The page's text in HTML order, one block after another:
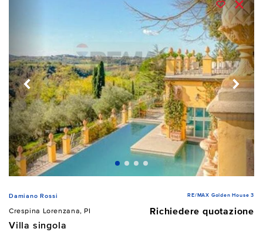
Damiano Rossi RE/MAX Golden House 3
Crespina Lorenzana, PI
Richiedere quotazione
Villa singola